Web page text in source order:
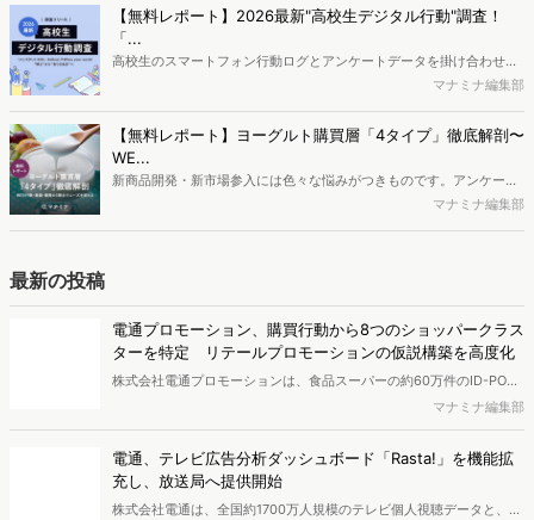
か、また、要因を理解した上で、成果に確実につながるコンテンツを
制作するにはどうするべきなのでしょうか。本レポートはこのような
疑問をお抱えのSEO・Webマーケティングご担当者様におすすめの内
容となっています。※本レポートは記事のフォームから無料でダウン
【無料レポート】2026最新"高校生デジタル行動"調査！
「...
高校生のスマートフォン行動ログとアンケートデータを掛け合わせ、
最新の若年層（高校生）におけるデジタル行動実態やSNSの利用傾向
ち、スマートフォンを取り巻く環境が成熟するなか、新興SNSの台頭
により高校生のデジタルライフスタイルは新たな変化を見せていま
す。※資料は記事内の入力フォームより、ダウンロードいただけま
マナミナ編集部
【無料レポート】ヨーグルト購買層「4タイプ」徹底解剖〜
WE...
新商品開発・新市場参入には色々な悩みがつきものです。アンケート
調査を実施しても、購買実態が不透明、新商品の受容性も判断しきれ
ポートとなっています。※本レポートは記事のフォームから無料でダ
ウンロードできます。
マナミナ編集部
最新の投稿
電通プロモーション、購買行動から8つのショッパークラス
ターを特定 リテールプロモーションの仮説構築を高度化
株式会社電通プロモーションは、食品スーパーの約60万件のID-POS
データと生活者の定性データをAIで分析し、購買行動の特徴に基づい
た8つのショッパークラスターを特定しました。これにより購買時点
における生活者の意識や行動背景の把握が可能となり、リテールプロ
モーションにおけるプランニングの高速化と高精度化を実現できると
いいます。
マナミナ編集部
電通、テレビ広告分析ダッシュボード「Rasta!」を機能拡
充し、放送局へ提供開始
株式会社電通は、全国約1700万人規模のテレビ個人視聴データと、独